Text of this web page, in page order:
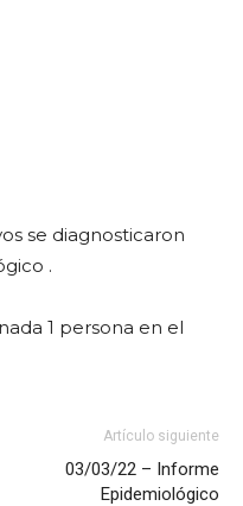
se diagnosticaron
.
1 persona en el
Artículo siguiente
03/03/22 – Informe
Epidemiológico